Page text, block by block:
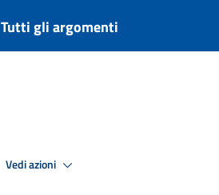
Tutti gli argomenti
Vedi azioni